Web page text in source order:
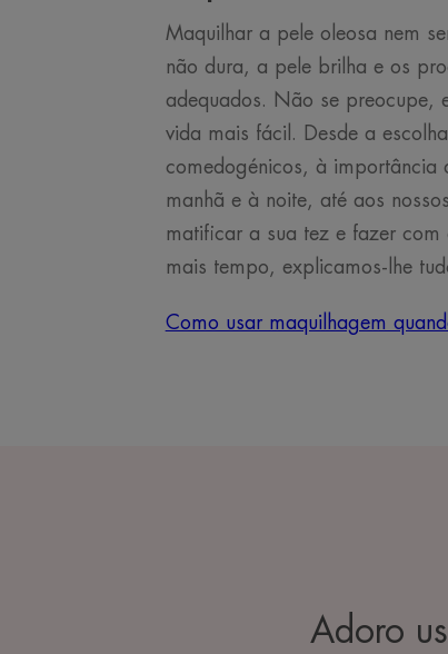
Maquilhar a pele oleosa nem
não dura, a pele brilha e os
adequados. Não se preocupe,
vida mais fácil. Desde a
comedogénicos, à importância
manhã e à noite, até aos
matificar a sua tez e fazer com
mais tempo, explicamos-lhe
Como usar maquilhagem
Adoro